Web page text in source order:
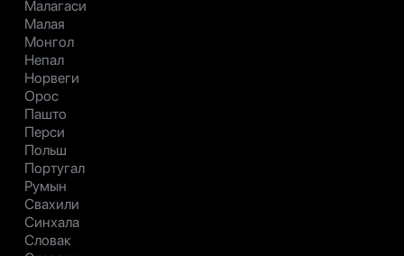
Малагаси
Малая
Монгол
Непал
Норвеги
Орос
Пашто
Перси
Польш
Португал
Румын
Свахили
Синхала
Словак